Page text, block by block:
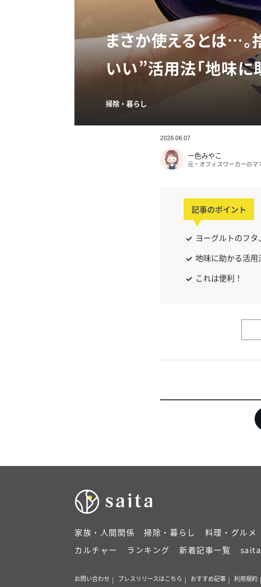
まさか使えるとは…。
いい”活用法「地味に
掃除・暮らし
2026.06.07
一色みやこ
元・オフィスワーカーのマ
記事のポイント
ヨーグルトのフ
地味に助かる活用
これは便利！
家族・人間関係 掃除・暮らし 料理・グルメ
カルチャー
ランキング 新着記事一覧
お問い合わせ プレスリリースはこちら おすすめ記事 利用規約